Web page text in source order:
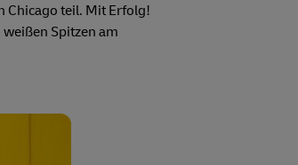
Chicago teil. Mit Erfolg!
Spitzen am